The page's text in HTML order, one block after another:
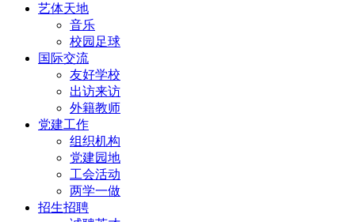
艺体天地
音乐
校园足球
国际交流
友好学校
出访来访
外籍教师
党建工作
组织机构
党建园地
工会活动
两学一做
招生招聘